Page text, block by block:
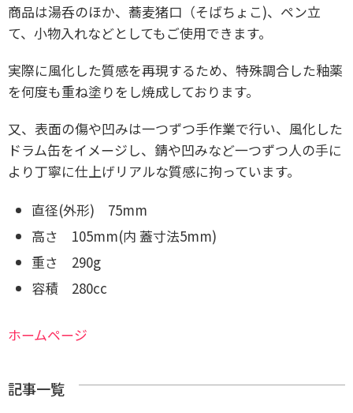
商品は湯呑のほか、蕎麦猪口（そばちょこ)、ペン立
て、小物入れなどとしてもご使用できます。
実際に風化した質感を再現するため、特殊調合した釉薬
を何度も重ね塗りをし焼成しております。
又、表面の傷や凹みは一つずつ手作業で行い、風化した
ドラム缶をイメージし、錆や凹みなど一つずつ人の手に
より丁寧に仕上げリアルな質感に拘っています。
直径(外形) 75mm
高さ 105mm(内 蓋寸法5mm)
重さ 290g
容積 280cc
ホームページ
記事一覧